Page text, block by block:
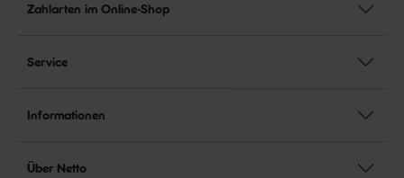
Zahlarten im Online-Shop
Service
Informationen
Über Netto